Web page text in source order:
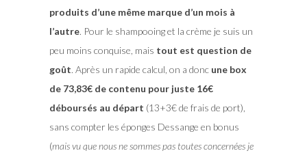
produits d’une même marque d’un mois à
l’autre. Pour le shampooing et la crème je suis un
peu moins conquise, mais tout est question de
goût. Après un rapide calcul, on a doncune box
de 73,83€ de contenu pour juste 16€
déboursés au départ (13+3€ de frais de port),
sans compter les éponges Dessange en bonus
(mais vu que nous ne sommes pas toutes concernées je